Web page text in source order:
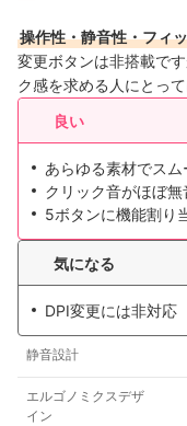
操作性・静音性・フィ
変更ボタンは非搭載で
ク感を求める人にとっ
良い
あらゆる素材でス
クリック音がほぼ
5ボタンに機能割り
気になる
DPI変更には非対応
静音設計
エルゴノミクスデザ
イン